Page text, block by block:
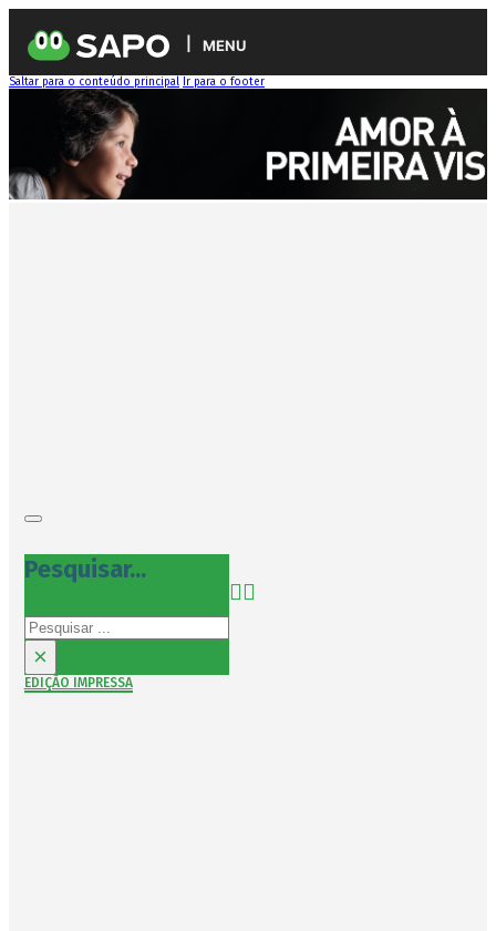
MENU
Saltar para o conteúdo principal Ir para o footer
Pesquisar...
Pesquisar
×
EDIÇÃO IMPRESSA